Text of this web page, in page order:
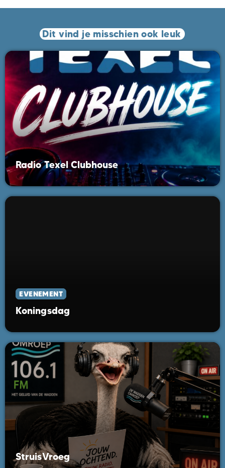
Dit vind je misschien ook leuk
Radio Texel Clubhouse
EVENEMENT
Koningsdag
StruisVroeg